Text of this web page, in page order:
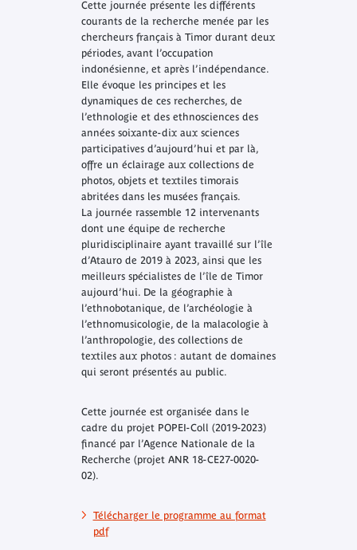
Cette journée présente les différents
courants de la recherche menée par les
chercheurs français à Timor durant deux
périodes, avant l’occupation
indonésienne, et après l’indépendance.
Elle évoque les principes et les
dynamiques de ces recherches, de
l’ethnologie et des ethnosciences des
années soixante-dix aux sciences
participatives d’aujourd’hui et par là,
offre un éclairage aux collections de
photos, objets et textiles timorais
abritées dans les musées français.
La journée rassemble 12 intervenants
dont une équipe de recherche
pluridisciplinaire ayant travaillé sur l’île
d’Atauro de 2019 à 2023, ainsi que les
meilleurs spécialistes de l’île de Timor
aujourd’hui. De la géographie à
l’ethnobotanique, de l’archéologie à
l’ethnomusicologie, de la malacologie à
l’anthropologie, des collections de
textiles aux photos : autant de domaines
qui seront présentés au public.
Cette journée est organisée dans le
cadre du projet POPEI-Coll (2019-2023)
financé par l’Agence Nationale de la
Recherche (projet ANR 18-CE27-0020-
02).
Télécharger le programme au format
pdf